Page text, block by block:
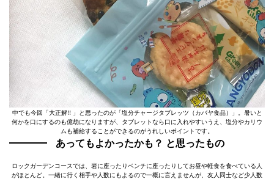
中でも今回「大正解!! 」と思ったのが「塩分チャージタブレッツ（カバヤ食品）」。暑いと
何かを口にするのも億劫になりますが、タブレットなら口に入れやすいうえ、塩分やカリウ
ムも補給することができるのがうれしいポイントです。
あってもよかったかも？ と思ったもの
ロックガーデンコースでは、岩に座ったりベンチに座ったりしてお昼や軽食を食べている人
がほとんど。一緒に行く相手や人数にもよるので一概に言えませんが、友人同士など少人数